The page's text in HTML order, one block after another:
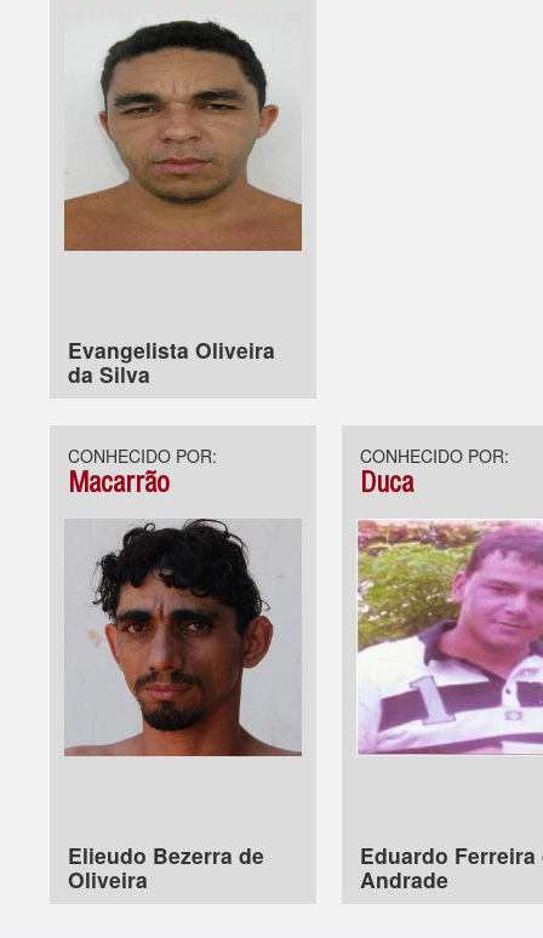
Evangelista Oliveira
da Silva
CONHECIDO POR:
Macarrão
Elieudo Bezerra de
Oliveira
CONHECIDO POR:
Duca
Eduardo Ferreira
Andrade